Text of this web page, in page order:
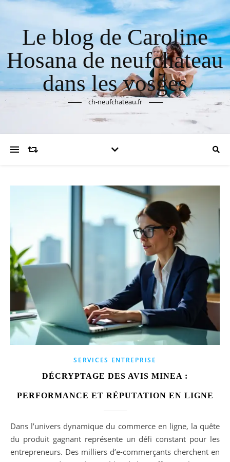
Le blog de Caroline
Hosana de neufchateau
dans les vosges
ch-neufchateau.fr
SERVICES ENTREPRISE
DÉCRYPTAGE DES AVIS MINEA :
PERFORMANCE ET RÉPUTATION EN LIGNE
Dans l’univers dynamique du commerce en ligne, la quête
du produit gagnant représente un défi constant pour les
entrepreneurs. Des milliers d’e-commerçants cherchent en